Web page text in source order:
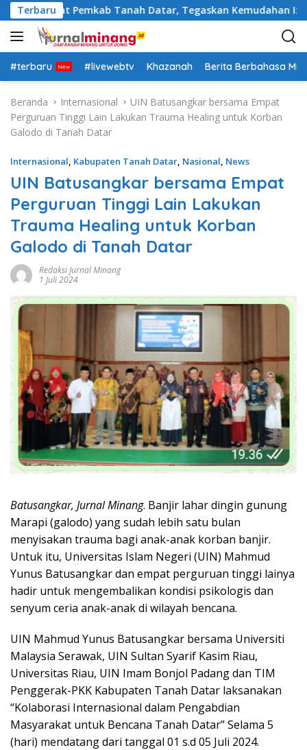
a
g
u
Terbaru
Pejabat Pemkab Tanah Datar, Tegaskan Kemudahan Izin
#terbaru #livewebtv Khazanah Berita Berbahasa
Beranda Internasional
UIN Batusangkar bersama Empat
Perguruan Tinggi Lain Lakukan Trauma Healing untuk Korban
Galodo di Tanah Datar
Internasional, Kabupaten Tanah Datar, Nasional, News
UIN Batusangkar bersama Empat
Perguruan Tinggi Lain Lakukan
Trauma Healing untuk Korban
Galodo di Tanah Datar
Redaksi Jurnal Minang
1 Juli 2024
Batusangkar, Jurnal Minang. Banjir lahar dingin gunung
Marapi (galodo) yang sudah lebih satu bulan
menyisakan trauma bagi anak-anak korban banjir.
Untuk itu, Universitas Islam Negeri (UIN) Mahmud
Yunus Batusangkar dan empat perguruan tinggi lainya
hadir untuk mengembalikan kondisi psikologis dan
senyum ceria anak-anak di wilayah bencana.
UIN Mahmud Yunus Batusangkar bersama Universiti
Malaysia Serawak, UIN Sultan Syarif Kasim Riau,
Universitas Riau, UIN Imam Bonjol Padang dan TIM
Penggerak-PKK Kabupaten Tanah Datar laksanakan
“Kolaborasi Internasional dalam Pengabdian
Masyarakat untuk Bencana Tanah Datar” Selama 5
(hari) mendatang dari tanggal 01 s.d 05 Juli 2024.